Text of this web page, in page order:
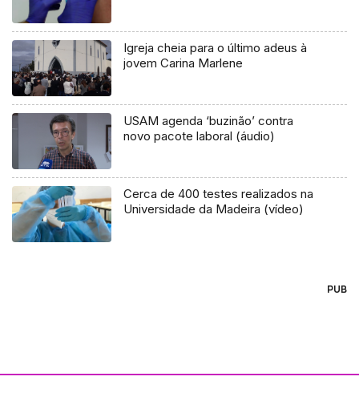
Igreja cheia para o último adeus à
jovem Carina Marlene
USAM agenda ‘buzinão’ contra
novo pacote laboral (áudio)
Cerca de 400 testes realizados na
Universidade da Madeira (vídeo)
PUB